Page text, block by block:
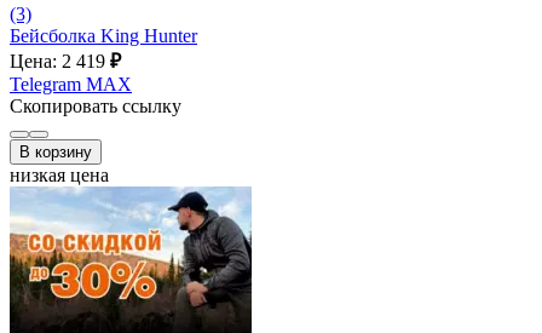
(3)
Бейсболка King Hunter
Цена: 2 419 ₽
Telegram MAX
Скопировать ссылку
В корзину
низкая цена